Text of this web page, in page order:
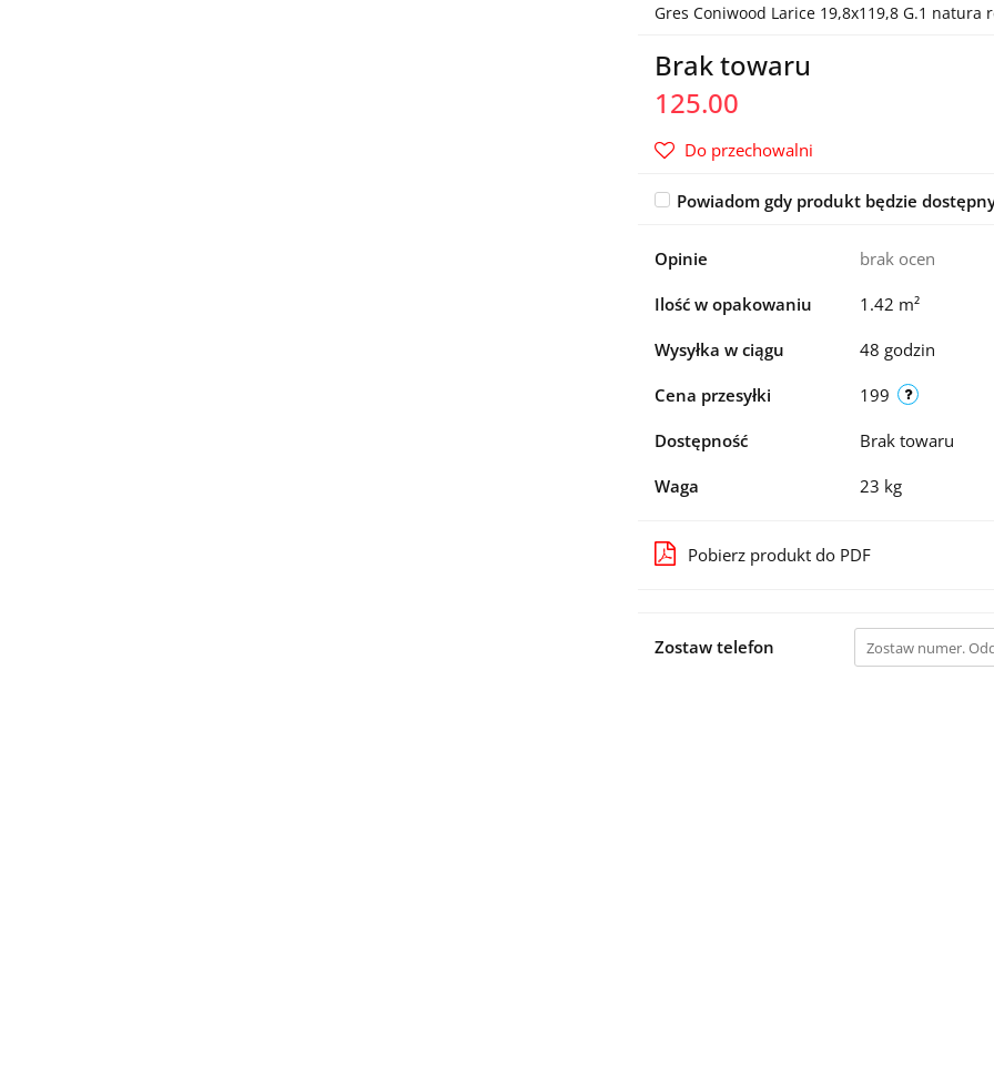
Gres Coniwood Larice 19,8x119,8 G.1 natura
Brak towaru
125.00
Do przechowalni
Powiadom gdy produkt będzie
Opinie brak ocen
Ilość w opakowaniu 1.42 m²
Wysyłka w ciągu 48 godzin
Cena przesyłki 199
Dostępność Brak towaru
Waga 23 kg
Pobierz produkt do PDF
Zostaw telefon